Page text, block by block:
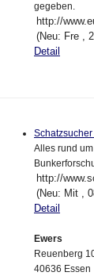
gegeben.
http://
(Neu: Fre ,
Detail
Schatzsucher
Alles rund
http://
(Neu: Mit ,
Detail
Ewers
Reuenberg
40636 Essen